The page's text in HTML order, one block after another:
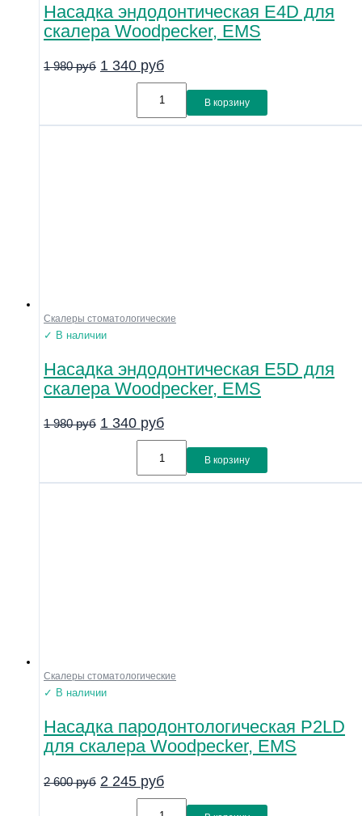
Насадка эндодонтическая E4D для
скалера Woodpecker, EMS
1 980руб 1 340 руб
В корзину
Скалеры стоматологические
✓ В наличии
Насадка эндодонтическая E5D для
скалера Woodpecker, EMS
1 980руб 1 340 руб
В корзину
Скалеры стоматологические
✓ В наличии
Насадка пародонтологическая P2LD
для скалера Woodpecker, EMS
2 600руб 2 245 руб